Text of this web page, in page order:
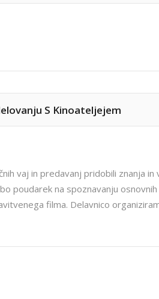
S Kinoateljejem
vaj in predavanj pridobili znanja in
poudarek na spoznavanju
filma. Delavnico